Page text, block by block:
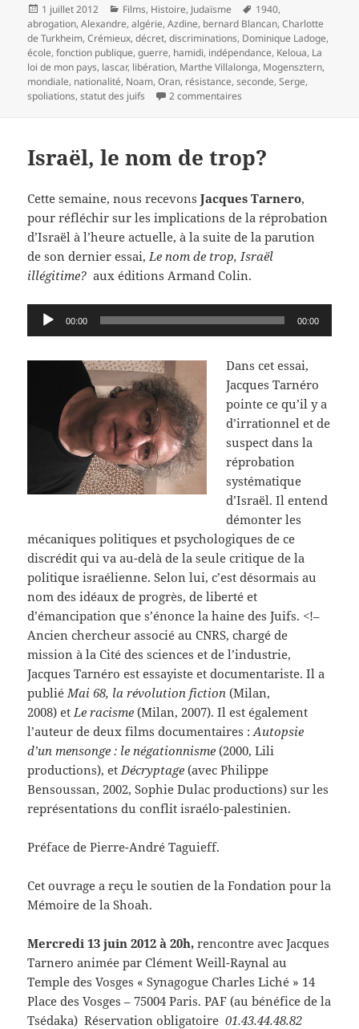
Publié
le
1 juillet 2012 Catégories
Films, Histoire, Judaïsme
Mots-
clés
1940,
abrogation,Alexandre,algérie,Azdine, bernard Blancan,Charlotte
de Turkheim,Crémieux,décret,discriminations, Dominique Ladoge,
école,fonction publique,guerre, hamidi, indépendance, Keloua, La
loi de mon pays, lascar, libération, Marthe Villalonga, Mogensztern,
mondiale, nationalité, Noam,Oran, résistance,seconde,Serge,
spoliations,statut des juifs 2 commentaires
Israël, le nom de trop?
Cette semaine, nous recevonsJacques Tarnero,
pour réfléchir sur les implications de la réprobation
d’Israël à l’heure actuelle, à la suite de la parution
de son dernier essai, Le nom de trop, Israël
illégitime? aux éditions Armand Colin.
Lecteur 00:00 00:00
Dans cet essai,
Jacques Tarnéro
pointe ce qu’il y a
d’irrationnel et de
suspect dans la
réprobation
systématique
d’Israël. Il entend
démonter les
mécaniques politiques et psychologiques de ce
discrédit qui va au-delà de la seule critique de la
politique israélienne. Selon lui, c’est désormais au
nom des idéaux de progrès, de liberté et
d’émancipation que s’énonce la haine des Juifs. <!–
Ancien chercheur associé au CNRS, chargé de
mission à la Cité des sciences et de l’industrie,
Jacques Tarnéro est essayiste et documentariste. Il a
publié Mai 68, la révolution fiction (Milan,
2008) et Le racisme (Milan, 2007). Il est également
l’auteur de deux films documentaires :Autopsie
d’un mensonge : le négationnisme (2000, Lili
productions), et Décryptage (avec Philippe
Bensoussan, 2002, Sophie Dulac productions) sur les
représentations du conflit israélo-palestinien.
Préface de Pierre-André Taguieff.
Cet ouvrage a reçu le soutien de la Fondation pour la
Mémoire de la Shoah.
Mercredi 13 juin 2012 à 20h, rencontre avec Jacques
Tarnero animée par Clément Weill-Raynal au
Temple des Vosges « Synagogue Charles Liché » 14
Place des Vosges – 75004 Paris. PAF (au bénéfice de la
Tsédaka) Réservation obligatoire 01.43.44.48.82